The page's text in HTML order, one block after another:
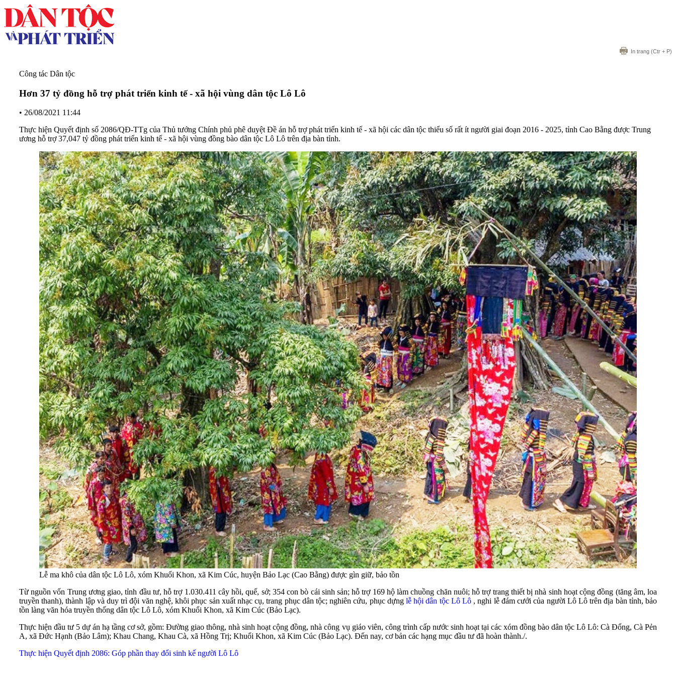
In trang (Ctr + P)
Công tác Dân tộc
Hơn 37 tỷ đồng hỗ trợ phát triển kinh tế - xã hội vùng dân tộc Lô Lô
• 26/08/2021 11:44
Thực hiện Quyết định số 2086/QĐ-TTg của Thủ tướng Chính phủ phê duyệt Đề án hỗ trợ phát triển kinh tế - xã hội các dân tộc thiểu số rất ít người giai đoạn 2016 - 2025, tỉnh Cao Bằng được Trung
ương hỗ trợ 37,047 tỷ đồng phát triển kinh tế - xã hội vùng đồng bào dân tộc Lô Lô trên địa bàn tỉnh.
Lễ ma khô của dân tộc Lô Lô, xóm Khuổi Khon, xã Kim Cúc, huyện Bảo Lạc (Cao Bằng) được gìn giữ, bảo tồn
Từ nguồn vốn Trung ương giao, tỉnh đầu tư, hỗ trợ 1.030.411 cây hồi, quế, sở; 354 con bò cái sinh sản; hỗ trợ 169 hộ làm chuồng chăn nuôi; hỗ trợ trang thiết bị nhà sinh hoạt cộng đồng (tăng âm, loa
truyền thanh), thành lập và duy trì đội văn nghệ, khôi phục sản xuất nhạc cụ, trang phục dân tộc; nghiên cứu, phục dựnglễ hội dân tộc Lô Lô , nghi lễ đám cưới của người Lô Lô trên địa bàn tỉnh, bảo
tồn làng văn hóa truyền thống dân tộc Lô Lô, xóm Khuổi Khon, xã Kim Cúc (Bảo Lạc).
Thực hiện đầu tư 5 dự án hạ tầng cơ sở, gồm: Đường giao thông, nhà sinh hoạt cộng đồng, nhà công vụ giáo viên, công trình cấp nước sinh hoạt tại các xóm đồng bào dân tộc Lô Lô: Cà Đổng, Cà Pẻn
A, xã Đức Hạnh (Bảo Lâm); Khau Chang, Khau Cà, xã Hồng Trị; Khuổi Khon, xã Kim Cúc (Bảo Lạc). Đến nay, cơ bản các hạng mục đầu tư đã hoàn thành./.
Thực hiện Quyết định 2086: Góp phần thay đổi sinh kế người Lô Lô